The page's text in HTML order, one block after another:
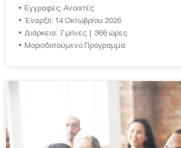
• Εγγραφές: Ανοιχτές
• Έναρξη: 14 Οκτωβρίου 2026
• Διάρκεια: 7 μήνες | 366 ώρες
• Μοριοδοτούμενο Πρόγραμμα